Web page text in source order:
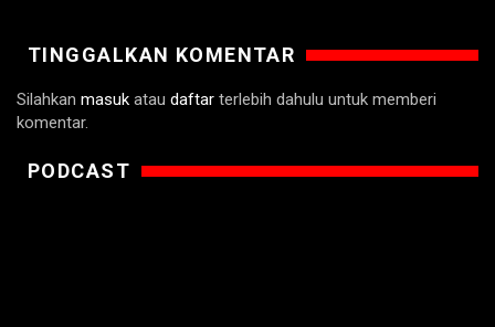
TINGGALKAN KOMENTAR
Silahkan masuk atau daftar terlebih dahulu untuk memberi
komentar.
PODCAST